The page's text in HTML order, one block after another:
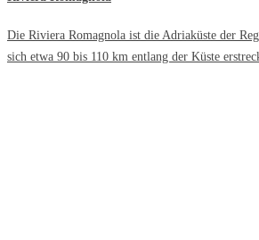
Die Riviera Romagnola ist die Adriaküste der
sich etwa 90 bis 110 km entlang der Küste